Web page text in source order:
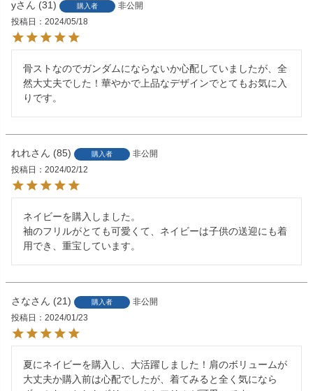
y 31 購入者
非公開
投稿日
2024/05/18
骨ストなのでガンダムにならないか心配していましたが、全
然大丈夫でした！華やかで上品なデザインでとてもお気に入
りです。
れれ 85 購入者
非公開
投稿日
2024/02/12
ネイビーを購入しました。
袖のフリルがとても可愛くて、ネイビーは子供の送迎にも着
用でき、重宝しています。
さな 21 購入者
非公開
投稿日
2024/01/23
夏にネイビーを購入し、大活躍しました！肩のボリュームが
大丈夫か購入前は心配でしたが、着てみると全く気になら